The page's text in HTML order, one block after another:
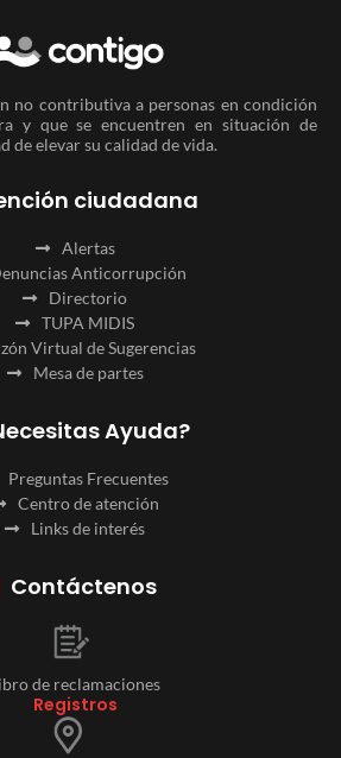
no contributiva a personas en condición
y que se encuentren en situación de
de elevar su calidad de vida.
ciudadana
Alertas
Anticorrupción
Directorio
TUPA MIDIS
Virtual de Sugerencias
Mesa de partes
Ayuda?
Preguntas Frecuentes
Centro de atención
Links de interés
Contáctenos
de reclamaciones
Registros